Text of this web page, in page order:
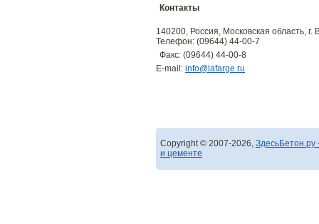
Контакты
140200, Россия, Московская область,
Телефон: (09644) 44-00-7
Факс: (09644) 44-00-8
E-mail: info@lafarge.ru
Copyright © 2007-2026,
и цементе